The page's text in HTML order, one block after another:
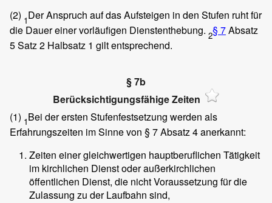
(2) 1Der Anspruch auf das Aufsteigen in den Stufen ruht für
die Dauer einer vorläufigen Dienstenthebung. 2§ 7Absatz
5 Satz 2 Halbsatz 1 gilt entsprechend.
§ 7b
Berücksichtigungsfähige Zeiten
(1) 1Bei der ersten Stufenfestsetzung werden als
Erfahrungszeiten im Sinne von § 7 Absatz 4 anerkannt:
Zeiten einer gleichwertigen hauptberuflichen Tätigkeit
im kirchlichen Dienst oder außerkirchlichen
öffentlichen Dienst, die nicht Voraussetzung für die
Zulassung zu der Laufbahn sind,